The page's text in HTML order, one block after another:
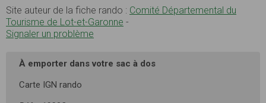
Site auteur de la fiche rando : Comité Départemental du
Tourisme de Lot-et-Garonne -
Signaler un problème
À emporter dans votre sac à dos
Carte IGN rando